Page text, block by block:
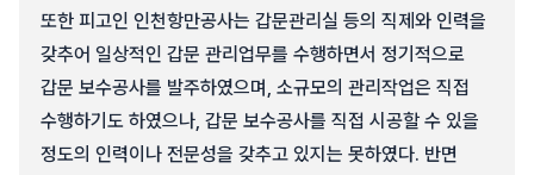
또한 피고인 인천항만공사는 갑문관리실 등의 직제와 인력을
갖추어 일상적인 갑문 관리업무를 수행하면서 정기적으로
갑문 보수공사를 발주하였으며, 소규모의 관리작업은 직접
수행하기도 하였으나, 갑문 보수공사를 직접 시공할 수 있을
정도의 인력이나 전문성을 갖추고 있지는 못하였다. 반면